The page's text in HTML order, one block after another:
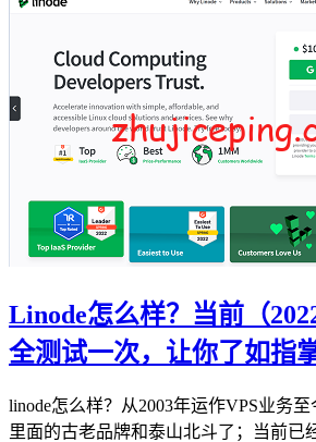
Linode怎么样？当前（
全测试一次，让你了如指掌
linode怎么样？从2003年运作VPS业务
里面的古老品牌和泰山北斗了；当前已